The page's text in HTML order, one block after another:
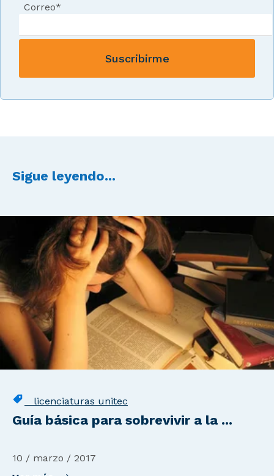
Correo*
Sigue leyendo...
licenciaturas unitec
Guía básica para sobrevivir a la ...
10 / marzo / 2017